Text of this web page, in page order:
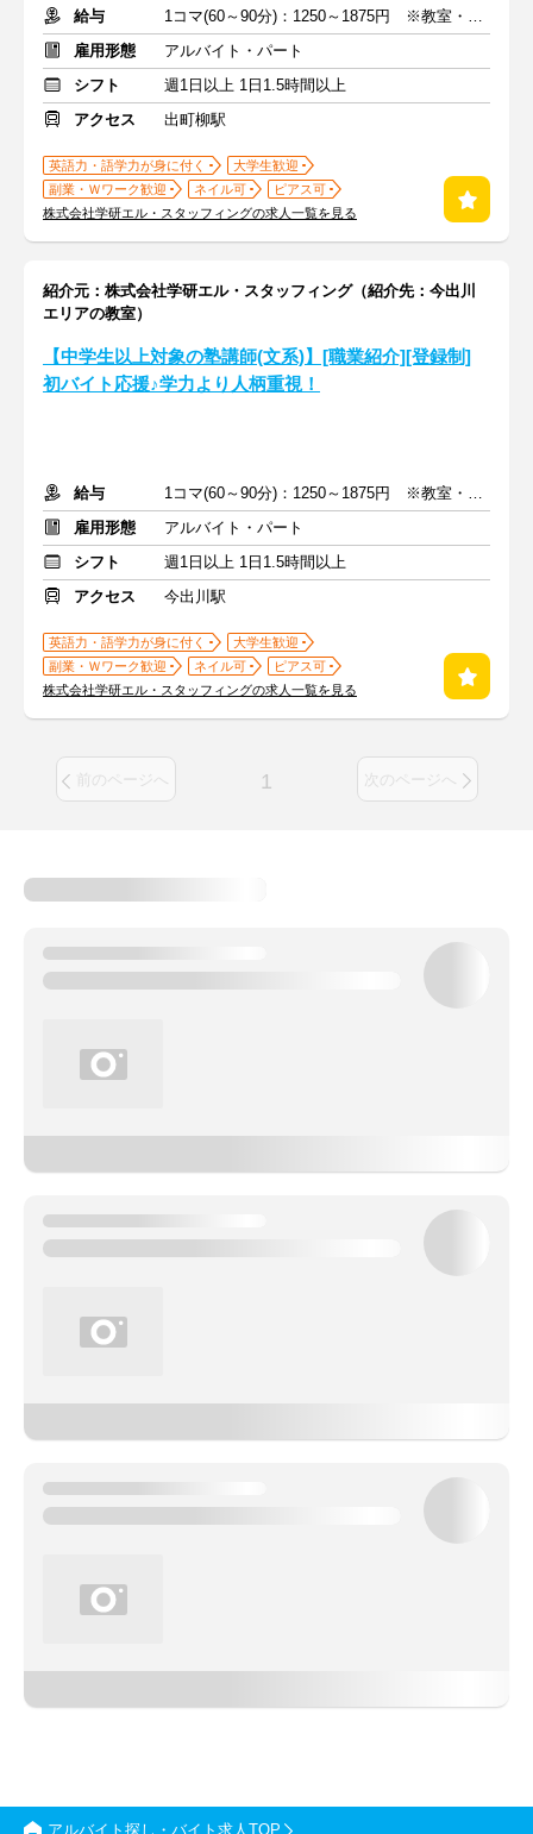
給与
1コマ(60～90分)：1250～1875円 ※教室・指導内容・対象による
雇用形態
アルバイト・パート
シフト
週1日以上 1日1.5時間以上
アクセス
出町柳駅
英語力・語学力が身に付く
大学生歓迎
副業・Ｗワーク歓迎
ネイル可
ピアス可
株式会社学研エル・スタッフィングの求人一覧を見る
紹介元：株式会社学研エル・スタッフィング（紹介先：今出川
エリアの教室）
【中学生以上対象の塾講師(文系)】[職業紹介][登録制]
初バイト応援♪学力より人柄重視！
給与
1コマ(60～90分)：1250～1875円 ※教室・指導内容・対象による
雇用形態
アルバイト・パート
シフト
週1日以上 1日1.5時間以上
アクセス
今出川駅
英語力・語学力が身に付く
大学生歓迎
副業・Ｗワーク歓迎
ネイル可
ピアス可
株式会社学研エル・スタッフィングの求人一覧を見る
前のページへ 1 次のページへ
アルバイト探し・バイト求人TOP